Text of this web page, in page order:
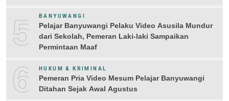
5
BANYUWANGI
Pelajar Banyuwangi Pelaku Video Asusila Mundur
dari Sekolah, Pemeran Laki-laki Sampaikan
Permintaan Maaf
6 HUKUM & KRIMINAL
Pemeran Pria Video Mesum Pelajar Banyuwangi
Ditahan Sejak Awal Agustus